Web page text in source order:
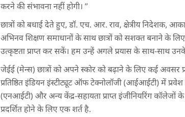
करने की संभावना नहीं होगी। ”
छात्रों को बधाई देते हुए, डॉ. एच. आर. राव, क्षेत्रीय निदेशक,
अभिनव शिक्षण समाधानों के साथ छात्रों को सशक्त बनाने के
उत्कृष्टता प्राप्त कर सकें। हम उन्हें अगले प्रयास के साथ-साथ
जेईई (मेन्स) छात्रों को अपने स्कोर को बढ़ाने के लिए कई अवसर
प्रतिष्ठित इंडियन इंस्टीट्यूट ऑफ टेक्नोलॉजी (आईआईटी) में प्रवेश
(एनआईटी) और अन्य केंद्र-सहायता प्राप्त इंजीनियरिंग कॉलेजों
प्रदर्शित होने के लिए एक शर्त है.